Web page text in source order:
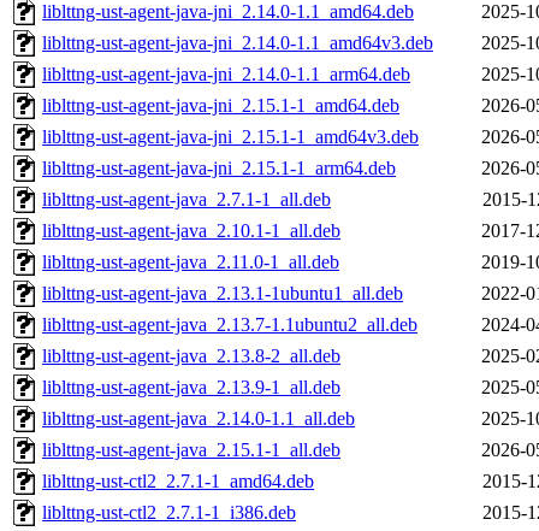
liblttng-ust-agent-java-jni_2.14.0-1.1_amd64.deb
2025-
liblttng-ust-agent-java-jni_2.14.0-1.1_amd64v3.deb
2025-
liblttng-ust-agent-java-jni_2.14.0-1.1_arm64.deb
2025-
liblttng-ust-agent-java-jni_2.15.1-1_amd64.deb
2026-
liblttng-ust-agent-java-jni_2.15.1-1_amd64v3.deb
2026-
liblttng-ust-agent-java-jni_2.15.1-1_arm64.deb
2026-
liblttng-ust-agent-java_2.7.1-1_all.deb
2015-
liblttng-ust-agent-java_2.10.1-1_all.deb
2017-
liblttng-ust-agent-java_2.11.0-1_all.deb
2019-
liblttng-ust-agent-java_2.13.1-1ubuntu1_all.deb
2022-
liblttng-ust-agent-java_2.13.7-1.1ubuntu2_all.deb
2024-
liblttng-ust-agent-java_2.13.8-2_all.deb
2025-
liblttng-ust-agent-java_2.13.9-1_all.deb
2025-
liblttng-ust-agent-java_2.14.0-1.1_all.deb
2025-
liblttng-ust-agent-java_2.15.1-1_all.deb
2026-
liblttng-ust-ctl2_2.7.1-1_amd64.deb
2015-
liblttng-ust-ctl2_2.7.1-1_i386.deb
2015-